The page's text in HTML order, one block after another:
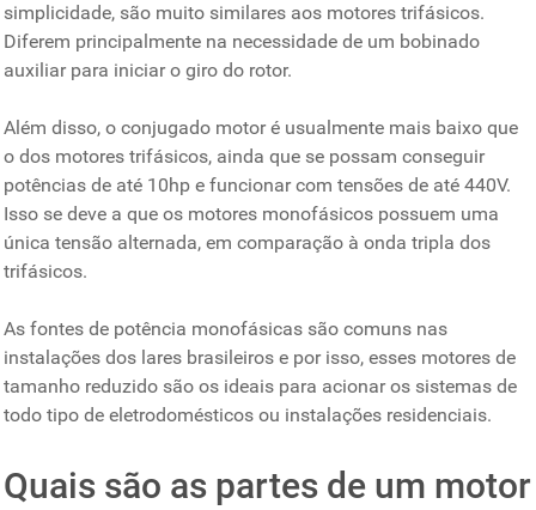
simplicidade, são muito similares aos motores trifásicos.
Diferem principalmente na necessidade de um bobinado
auxiliar para iniciar o giro do rotor.
Além disso, o conjugado motor é usualmente mais baixo que
o dos motores trifásicos, ainda que se possam conseguir
potências de até 10hp e funcionar com tensões de até 440V.
Isso se deve a que os motores monofásicos possuem uma
única tensão alternada, em comparação à onda tripla dos
trifásicos.
As fontes de potência monofásicas são comuns nas
instalações dos lares brasileiros e por isso, esses motores de
tamanho reduzido são os ideais para acionar os sistemas de
todo tipo de eletrodomésticos ou instalações residenciais.
Quais são as partes de um motor